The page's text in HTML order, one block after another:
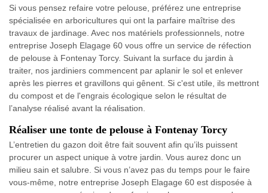
Si vous pensez refaire votre pelouse, préférez une entreprise
spécialisée en arboricultures qui ont la parfaire maîtrise des
travaux de jardinage. Avec nos matériels professionnels, notre
entreprise Joseph Elagage 60 vous offre un service de réfection
de pelouse à Fontenay Torcy. Suivant la surface du jardin à
traiter, nos jardiniers commencent par aplanir le sol et enlever
après les pierres et gravillons qui gênent. Si c'est utile, ils mettront
du compost et de l'engrais écologique selon le résultat de
l’analyse réalisé avant la réalisation.
Réaliser une tonte de pelouse à Fontenay Torcy
L’entretien du gazon doit être fait souvent afin qu’ils puissent
procurer un aspect unique à votre jardin. Vous aurez donc un
milieu sain et salubre. Si vous n’avez pas du temps pour le faire
vous-même, notre entreprise Joseph Elagage 60 est disposée à